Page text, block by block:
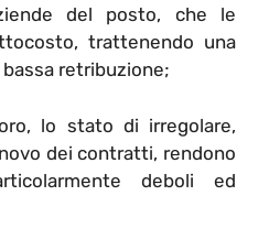
del posto, che le
trattenendo una
retribuzione;
lo stato di irregolare,
dei contratti, rendono
deboli ed